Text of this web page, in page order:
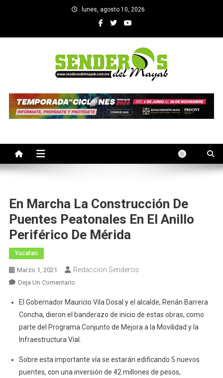
lunes, agosto 10, 2026
SENDEROS DEL MAYAB
En Marcha La Construcción De
Puentes Peatonales En El Anillo
Periférico De Mérida
Yucatan
Marzo 1, 2021 Redaccion Senderos
Deja Un ComentarioEn
Marcha
La
Construcción
De
Peatonales
En
El Gobernador Mauricio Vila Dosal y el alcalde, Renán Barrera
Concha, dieron el banderazo de inicio de estas obras, como
parte del Programa Conjunto de Mejora a la Movilidad y la
Infraestructura Vial.
Sobre esta importante vía se estarán edificando 5 nuevos
puentes, con una inversión de 42 millones de pesos,